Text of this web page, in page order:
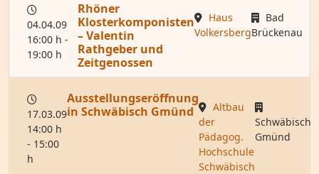
04.04.09
16:00 h -
19:00 h
Rhöner
Klosterkomponisten
– Valentin
Rathgeber und
Zeitgenossen
Haus
Volkersberg
Bad
Brückenau
17.03.09
14:00 h
- 15:00
h
Ausstellungseröffnung
in Schwäbisch Gmünd
Altbau
der
Pädagog.
Hochschule
Schwäbisch
Schwäbisch
Gmünd